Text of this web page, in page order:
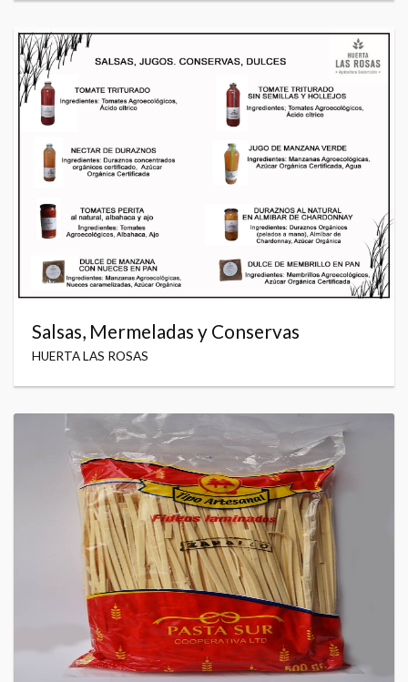
Salsas, Mermeladas y Conservas
HUERTA LAS ROSAS